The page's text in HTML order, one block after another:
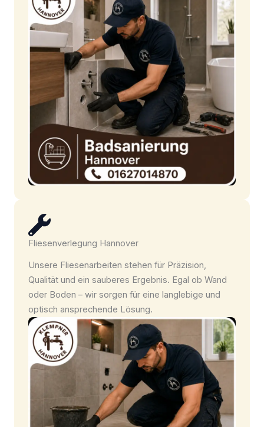
Fliesenverlegung Hannover
Unsere Fliesenarbeiten stehen für Präzision,
Qualität und ein sauberes Ergebnis. Egal ob Wand
oder Boden – wir sorgen für eine langlebige und
optisch ansprechende Lösung.